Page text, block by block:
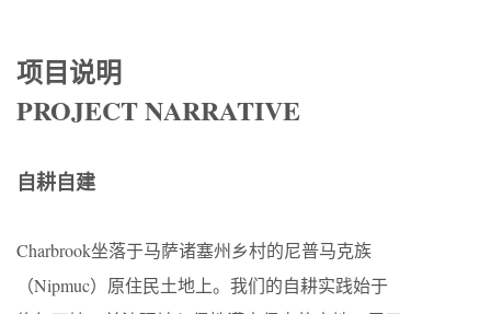
项目说明
PROJECT NARRATIVE
自耕自建
Charbrook坐落于马萨诸塞州乡村的尼普马克族
（Nipmuc）原住民土地上。我们的自耕实践始于